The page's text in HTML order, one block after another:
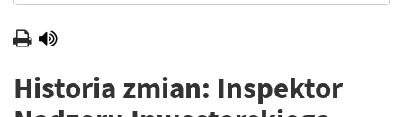
Historia zmian: Inspektor